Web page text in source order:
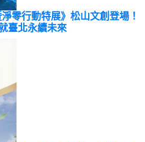
零行動特展》松山文創登場！
臺北永續未來